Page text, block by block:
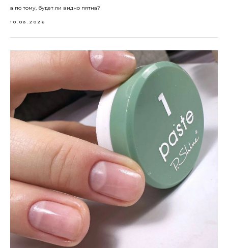
а по тому, будет ли видно пятна?
10.08.2026